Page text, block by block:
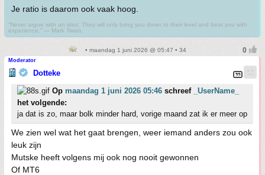
Je ratio is daarom ook vaak hoog.
“Never argue with an idiot. They will only bring you down to their level and beat you with
experience.” ― Mark Twain.
• maandag 1 juni 2026 @ 05:47 • 34
Moderator
Dotteke
Op maandag 1 juni 2026 05:46 schreef
_UserName_
het volgende:
ja dat is zo, maar bolk minder hard, vorige maand zat ik er meer op
We zien wel wat het gaat brengen, weer iemand anders zou ook
leuk zijn
Mutske heeft volgens mij ook nog nooit gewonnen
Of MT6